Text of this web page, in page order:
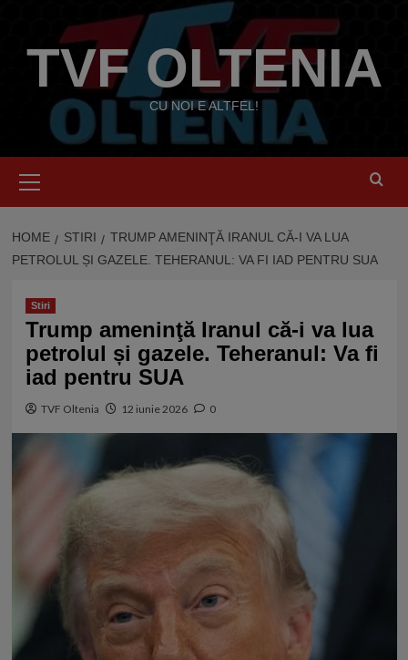
contentTVF OLTENIA
CU NOI E ALTFEL!
Menu
HOME STIRI
TRUMP AMENINŢĂ IRANUL CĂ-I VA LUA
PETROLUL ȘI GAZELE. TEHERANUL: VA FI IAD PENTRU SUA
Stiri
Trump ameninţă Iranul că-i va lua
petrolul și gazele. Teheranul: Va fi
iad pentru SUA
TVF Oltenia 12 iunie 2026 0